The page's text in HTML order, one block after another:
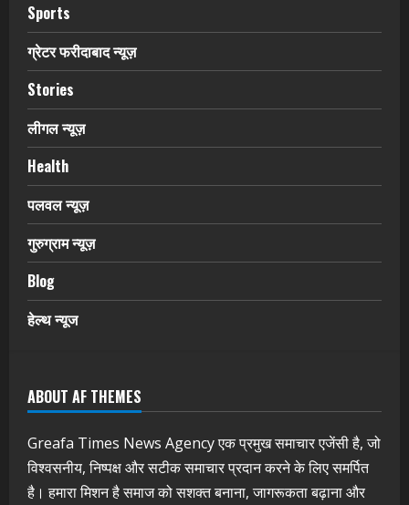
Sports
ग्रेटर फरीदाबाद न्यूज़
Stories
लीगल न्यूज़
Health
पलवल न्यूज़
गुरुग्राम न्यूज़
Blog
हेल्थ न्यूज
ABOUT AF THEMES
Greafa Times News Agency एक प्रमुख समाचार एजेंसी है, जो
विश्वसनीय, निष्पक्ष और सटीक समाचार प्रदान करने के लिए समर्पित
है। हमारा मिशन है समाज को सशक्त बनाना, जागरूकता बढ़ाना और